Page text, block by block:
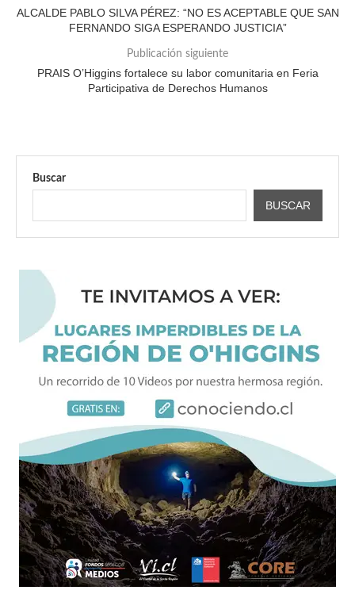
ALCALDE PABLO SILVA PÉREZ: “NO ES ACEPTABLE QUE SAN
FERNANDO SIGA ESPERANDO JUSTICIA”
Publicación siguiente
PRAIS O’Higgins fortalece su labor comunitaria en Feria
Participativa de Derechos Humanos
Buscar
BUSCAR